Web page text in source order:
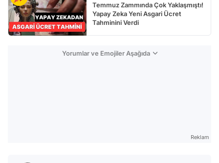
Temmuz Zammında Çok Yaklaşmıştı!
Yapay Zeka Yeni Asgari Ücret
Tahminini Verdi
Yorumlar ve Emojiler Aşağıda
Reklam